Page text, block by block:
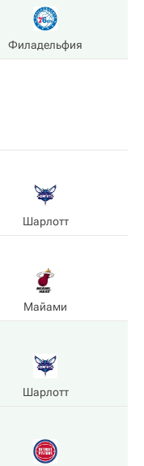
Филадельфия
Шарлотт
Майами
Шарлотт